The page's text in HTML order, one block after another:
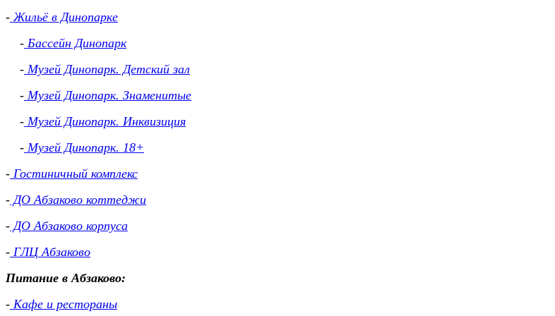
- Жильё в Динопарке
- Бассейн Динопарк
- Музей Динопарк. Детский зал
- Музей Динопарк. Знаменитые
- Музей Динопарк. Инквизиция
- Музей Динопарк. 18+
- Гостиничный комплекс
- ДО Абзаково коттеджи
- ДО Абзаково корпуса
- ГЛЦ Абзаково
Питание в Абзаково:
- Кафе и рестораны